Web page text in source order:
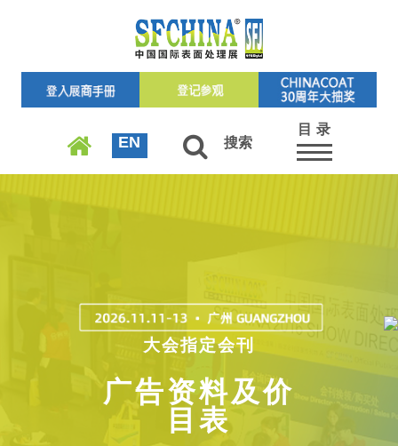
EN 搜索
目 录
大会指定会刊
广告资料及价
目表